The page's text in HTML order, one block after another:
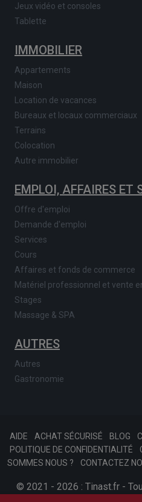
Jeux vidéo et consoles
Tablette
IMMOBILIER
Appartements
Maison
Location de vacances
Bureaux et locaux commerciaux
Terrains
Colocation
Autre immobilier
EMPLOI, AFFAIRES ET
Offre d'emploi
Demande d'emploi
Services
Cours
Affaires et fonds de commerce
Matériel professionnel et vente
Stages
Massage & SPA
AUTRES
Autres
Gastronomie
AIDE ACHAT SÉCURISÉ BLOG
POLITIQUE DE CONFIDENTIALITÉ
SOMMES NOUS ?
CONTACTEZ
© 2021 - 2026 : Tinast.fr -